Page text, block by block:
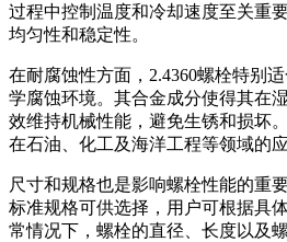
过程中控制温度和冷却速度至关重
均匀性和稳定性。
在耐腐蚀性方面，2.4360螺栓特别
学腐蚀环境。其合金成分使得其在
效维持机械性能，避免生锈和损坏
在石油、化工及海洋工程等领域的
尺寸和规格也是影响螺栓性能的重
标准规格可供选择，用户可根据具
常情况下，螺栓的直径、长度以及